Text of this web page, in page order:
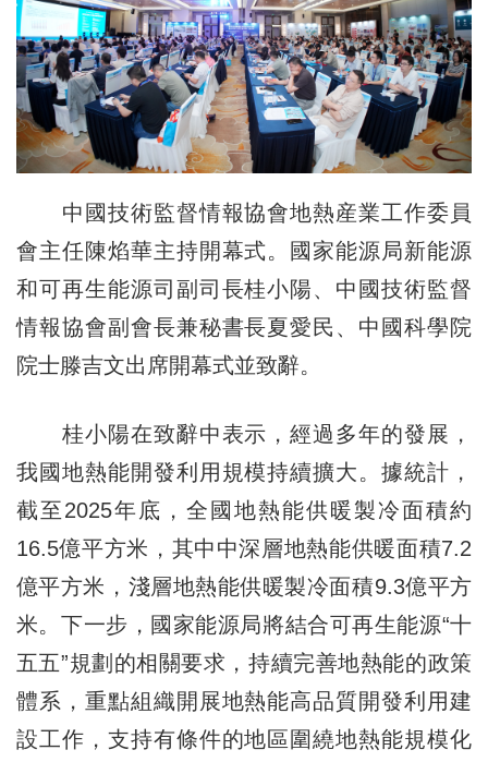
中國技術監督情報協會地熱産業工作委員
會主任陳焰華主持開幕式。國家能源局新能源
和可再生能源司副司長桂小陽、中國技術監督
情報協會副會長兼秘書長夏愛民、中國科學院
院士滕吉文出席開幕式並致辭。
桂小陽在致辭中表示，經過多年的發展，
我國地熱能開發利用規模持續擴大。據統計，
截至2025年底，全國地熱能供暖製冷面積約
16.5億平方米，其中中深層地熱能供暖面積7.2
億平方米，淺層地熱能供暖製冷面積9.3億平方
米。下一步，國家能源局將結合可再生能源“十
五五”規劃的相關要求，持續完善地熱能的政策
體系，重點組織開展地熱能高品質開發利用建
設工作，支持有條件的地區圍繞地熱能規模化